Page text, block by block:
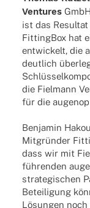
Ventures
ist das
Fitting­Box hat
entwi­ckelt, die
deut­lich
die Fiel­mann
für die
Benja­min
Mitgrün­der
dass wir mit
führen­den
stra­te­gi­schen
Betei­li­gung
Lösun­­gen